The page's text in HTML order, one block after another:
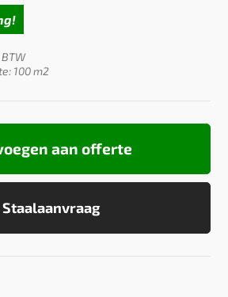
100 m2
Staalaanvraag
aan offerte